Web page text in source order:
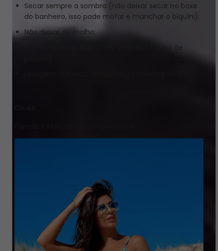
Secar sempre a sombra (não deixar secar no boxe
do banheiro, isso pode mofar e manchar o biquíni);
Não deixar de molho;
Não alvejar/não branquear (isso inclui cloro de